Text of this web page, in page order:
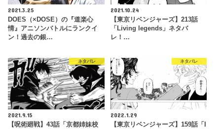
2021.3.25
DOES（×DOSE）の『道楽心
情』アニソンバトルにランクイ
ン！過去の銀…
2021.10.24
【東京リベンジャーズ】213話
「Living legends」ネタバ
レ！…
ネタバレ
2021.9.15
【呪術廻戦】43話「京都姉妹校
ネタバレ
2022.1.29
【東京リベンジャーズ】159話「I